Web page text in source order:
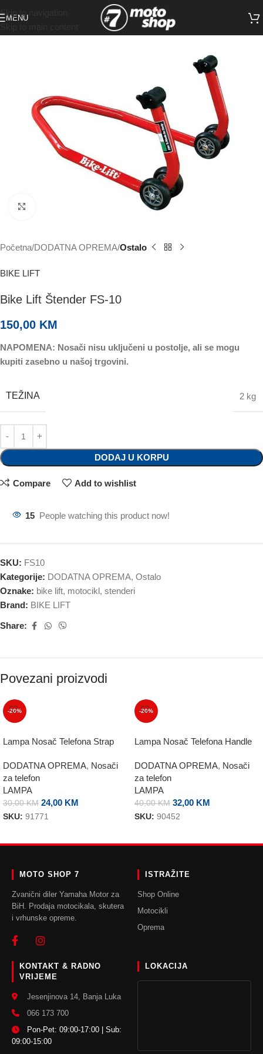
Skip to navigation
MENU
Početna DODATNA OPREMA Ostalo
BIKE LIFT
Bike Lift Štender FS-10
150,00 KM
NAPOMENA: Nosači nisu uključeni u postolje, ali se mogu
kupiti zasebno u našoj trgovini.
TEŽINA 2 kg
DODAJ U KORPU
Compare Add to wishlist
15 People watching this product now!
SKU: FS10
Kategorije: DODATNA OPREMA, Ostalo
Oznake: bike lift, motocikl, stenderi
Brand: BIKE LIFT
Share:
Povezani proizvodi
-20%
Lampa Nosač Telefona Strap
DODATNA OPREMA, Nosači
za telefon
LAMPA
30,00KM 24,00 KM
SKU: 91771
-20%
Lampa Nosač Telefona Handle
DODATNA OPREMA, Nosači
za telefon
LAMPA
40,00KM 32,00 KM
SKU: 90452
MOTO SHOP 7
Zvanični diler Yamaha Motor za
BiH. Prodaja motocikala, skutera
i vrhunske opreme.
ISTRAŽITE
Shop Online
Motocikli
Oprema
KONTAKT & RADNO
VRIJEME
Jesenjinova 14, Banja Luka
066 173 700
Pon-Pet: 09:00-17:00 | Sub:
09:00-15:00
LOKACIJA